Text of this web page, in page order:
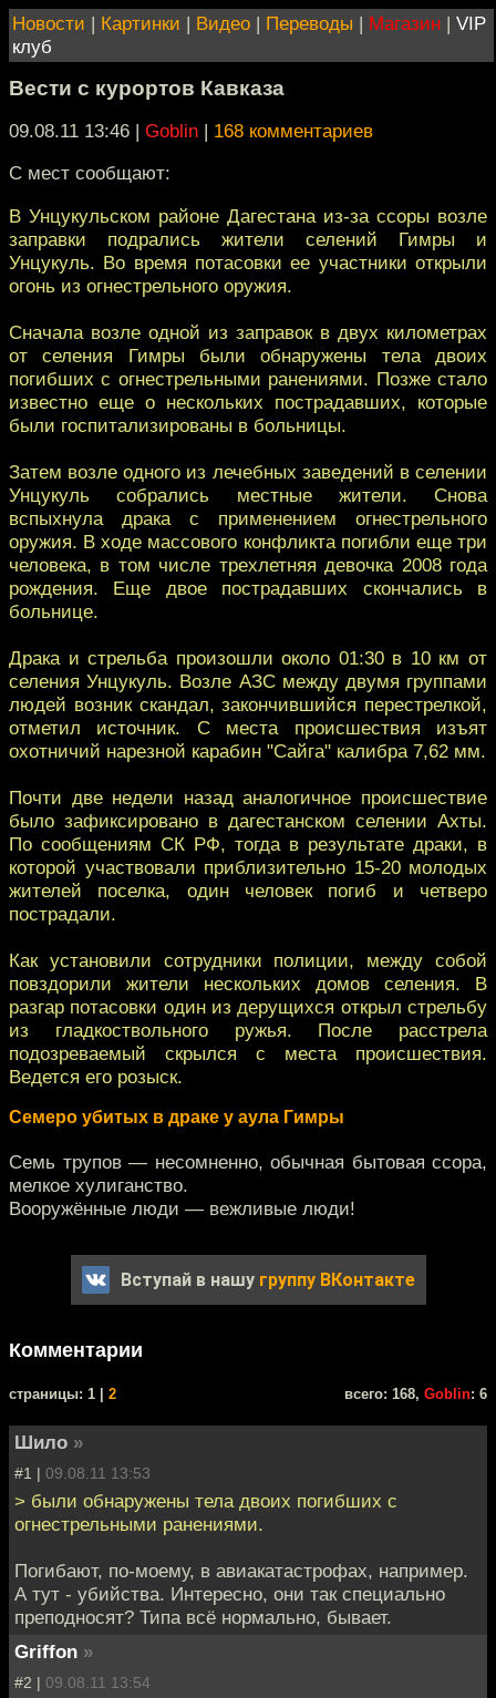
Новости | Картинки | Видео | Переводы | Магазин | VIP
клуб
Вести с курортов Кавказа
09.08.11 13:46 | Goblin | 168 комментариев
С мест сообщают:
В Унцукульском районе Дагестана из-за ссоры возле
заправки подрались жители селений Гимры и
Унцукуль. Во время потасовки ее участники открыли
огонь из огнестрельного оружия.
Сначала возле одной из заправок в двух километрах
от селения Гимры были обнаружены тела двоих
погибших с огнестрельными ранениями. Позже стало
известно еще о нескольких пострадавших, которые
были госпитализированы в больницы.
Затем возле одного из лечебных заведений в селении
Унцукуль собрались местные жители. Снова
вспыхнула драка с применением огнестрельного
оружия. В ходе массового конфликта погибли еще три
человека, в том числе трехлетняя девочка 2008 года
рождения. Еще двое пострадавших скончались в
больнице.
Драка и стрельба произошли около 01:30 в 10 км от
селения Унцукуль. Возле АЗС между двумя группами
людей возник скандал, закончившийся перестрелкой,
отметил источник. С места происшествия изъят
охотничий нарезной карабин "Сайга" калибра 7,62 мм.
Почти две недели назад аналогичное происшествие
было зафиксировано в дагестанском селении Ахты.
По сообщениям СК РФ, тогда в результате драки, в
которой участвовали приблизительно 15-20 молодых
жителей поселка, один человек погиб и четверо
пострадали.
Как установили сотрудники полиции, между собой
повздорили жители нескольких домов селения. В
разгар потасовки один из дерущихся открыл стрельбу
из гладкоствольного ружья. После расстрела
подозреваемый скрылся с места происшествия.
Ведется его розыск.
Семеро убитых в драке у аула Гимры
Семь трупов — несомненно, обычная бытовая ссора,
мелкое хулиганство.
Вооружённые люди — вежливые люди!
Вступай в нашу группу ВКонтакте
Комментарии
cтраницы: 1 | 2 всего: 168, Goblin: 6
Шило »
#1 | 09.08.11 13:53
> были обнаружены тела двоих погибших с
огнестрельными ранениями.
Погибают, по-моему, в авиакатастрофах, например.
А тут - убийства. Интересно, они так специально
преподносят? Типа всё нормально, бывает.
Griffon »
#2 | 09.08.11 13:54